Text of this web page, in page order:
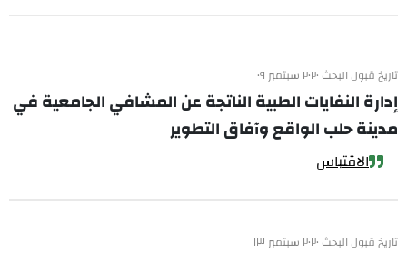
تاريخ قبول البحث ٢٠٢٠ سبتمبر ٠٩
إدارة النفايات الطبية الناتجة عن المشافي الجامعية في
مدينة حلب الواقع وآفاق التطوير
الاقتباس
تاريخ قبول البحث ٢٠٢٠ سبتمبر ١٣